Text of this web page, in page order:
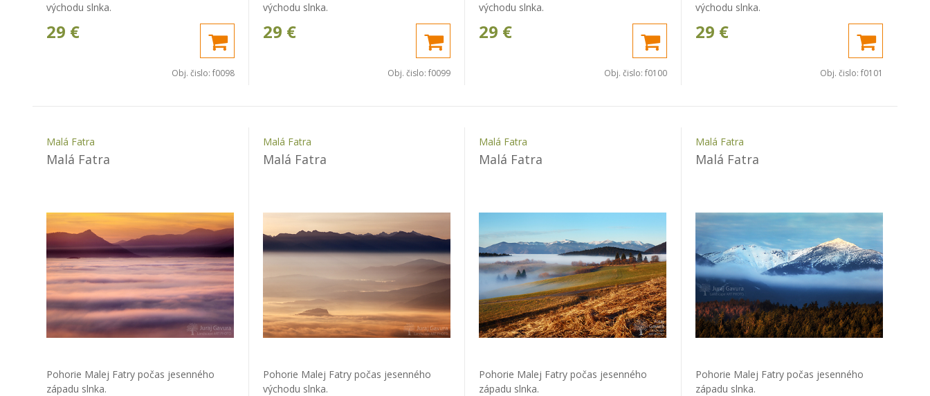
východu slnka.
29 €
Obj. čislo: f0098
východu slnka.
29 €
Obj. čislo: f0099
východu slnka.
29 €
Obj. čislo: f0100
východu slnka.
29 €
Obj. čislo: f0101
Malá Fatra
Malá Fatra
Pohorie Malej Fatry počas jesenného
západu slnka.
Malá Fatra
Malá Fatra
Pohorie Malej Fatry počas jesenného
východu slnka.
Malá Fatra
Malá Fatra
Pohorie Malej Fatry počas jesenného
západu slnka.
Malá Fatra
Malá Fatra
Pohorie Malej Fatry počas jesenného
západu slnka.